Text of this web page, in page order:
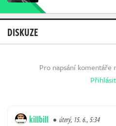
DISKUZE
Pro napsání komentáře
killbill úterý, 15. 6., 5:34